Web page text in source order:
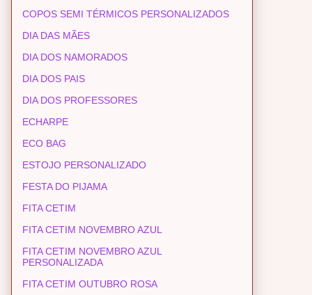
COPOS SEMI TÉRMICOS PERSONALIZADOS
DIA DAS MÃES
DIA DOS NAMORADOS
DIA DOS PAIS
DIA DOS PROFESSORES
ECHARPE
ECO BAG
ESTOJO PERSONALIZADO
FESTA DO PIJAMA
FITA CETIM
FITA CETIM NOVEMBRO AZUL
FITA CETIM NOVEMBRO AZUL
PERSONALIZADA
FITA CETIM OUTUBRO ROSA